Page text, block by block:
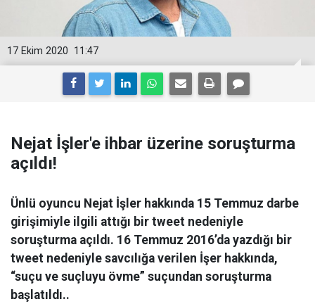
11:47
17 Ekim 2020
Nejat İşler'e ihbar üzerine soruşturma
açıldı!
Ünlü oyuncu Nejat İşler hakkında 15 Temmuz darbe
girişimiyle ilgili attığı bir tweet nedeniyle
soruşturma açıldı. 16 Temmuz 2016’da yazdığı bir
tweet nedeniyle savcılığa verilen İşer hakkında,
“suçu ve suçluyu övme” suçundan soruşturma
başlatıldı..